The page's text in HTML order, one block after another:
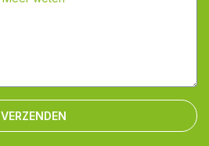
VERZENDEN